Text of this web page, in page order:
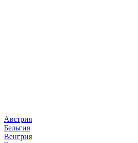
Австрия
Бельгия
Венгрия